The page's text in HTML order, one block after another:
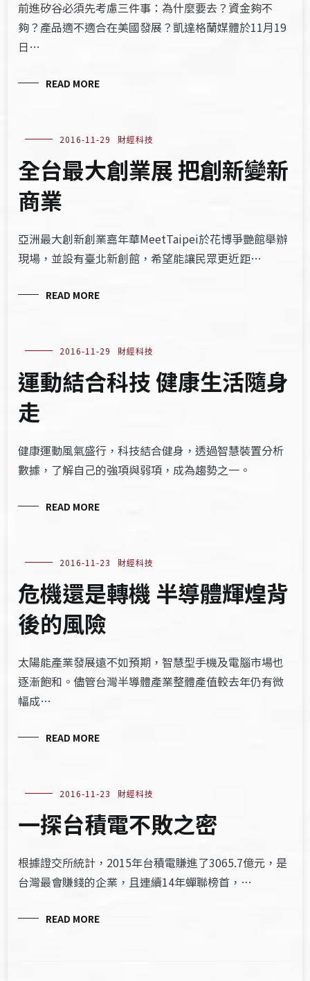
前進矽谷必須先考慮三件事：為什麼要去？資金夠不
夠？產品適不適合在美國發展？凱達格蘭媒體於11月19
日…
READ MORE
2016-11-29 財經科技
全台最大創業展 把創新變新
商業
亞洲最大創新創業嘉年華MeetTaipei於花博爭艷館舉辦
現場，並設有臺北新創館，希望能讓民眾更近距…
READ MORE
2016-11-29 財經科技
運動結合科技 健康生活隨身
走
健康運動風氣盛行，科技結合健身，透過智慧裝置分析
數據，了解自己的強項與弱項，成為趨勢之一。
READ MORE
2016-11-23 財經科技
危機還是轉機 半導體輝煌背
後的風險
太陽能產業發展遠不如預期，智慧型手機及電腦市場也
逐漸飽和。儘管台灣半導體產業整體產值較去年仍有微
幅成…
READ MORE
2016-11-23 財經科技
一探台積電不敗之密
根據證交所統計，2015年台積電賺進了3065.7億元，是
台灣最會賺錢的企業，且連續14年蟬聯榜首，…
READ MORE